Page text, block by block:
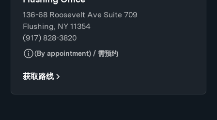
136-68 Roosevelt Ave Suite 709
Flushing, NY 11354
(917) 828-3820
(By appointment) / 需预约
获取路线